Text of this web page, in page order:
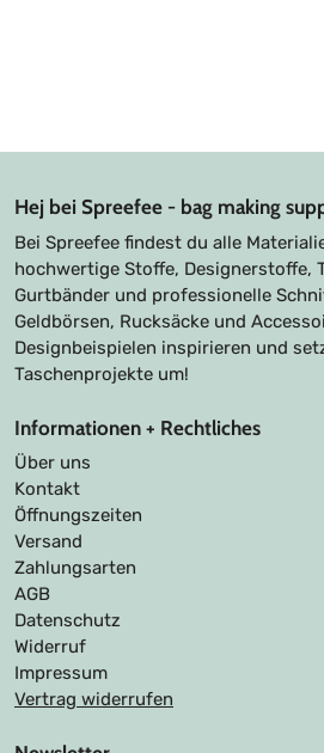
Hej bei Spreefee - bag making
Bei Spreefee findest du alle
hochwertige Stoffe, Designerstoffe,
Gurtbänder und professionelle
Geldbörsen, Rucksäcke und
Designbeispielen inspirieren und
Taschenprojekte um!
Informationen + Rechtliches
Über uns
Kontakt
Öffnungszeiten
Versand
Zahlungsarten
AGB
Datenschutz
Widerruf
Impressum
Vertrag widerrufen